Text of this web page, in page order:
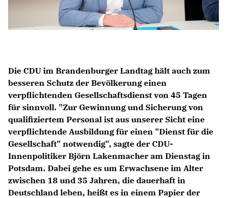
Die CDU im Brandenburger Landtag hält auch zum
besseren Schutz der Bevölkerung einen
verpflichtenden Gesellschaftsdienst von 45 Tagen
für sinnvoll. "Zur Gewinnung und Sicherung von
qualifiziertem Personal ist aus unserer Sicht eine
verpflichtende Ausbildung für einen "Dienst für die
Gesellschaft" notwendig", sagte der CDU-
Innenpolitiker Björn Lakenmacher am Dienstag in
Potsdam. Dabei gehe es um Erwachsene im Alter
zwischen 18 und 35 Jahren, die dauerhaft in
Deutschland leben, heißt es in einem Papier der